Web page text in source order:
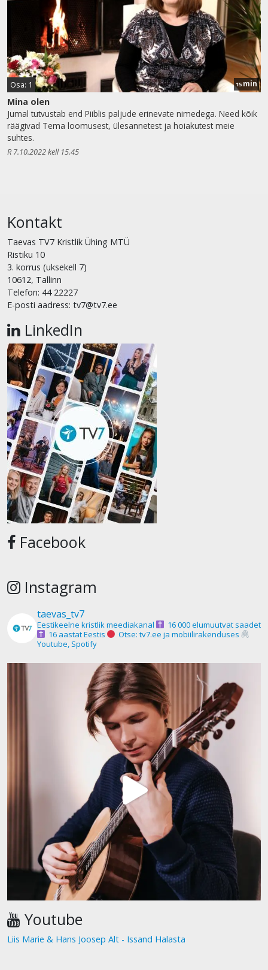
Osa: 1 15 min
Mina olen
Jumal tutvustab end Piiblis paljude erinevate nimedega. Need kõik
räägivad Tema loomusest, ülesannetest ja hoiakutest meie
suhtes.
R 7.10.2022 kell 15.45
Kontakt
Taevas TV7 Kristlik Ühing MTÜ
Ristiku 10
3. korrus (uksekell 7)
10612, Tallinn
Telefon: 44 22227
E-posti aadress: tv7@tv7.ee
LinkedIn
Facebook
Instagram
taevas_tv7
Eestikeelne kristlik meediakanal
16 000 elumuutvat saadet
16 aastat Eestis
Otse: tv7.ee ja mobiilirakenduses
Youtube, Spotify
Youtube
Liis Marie & Hans Joosep Alt - Issand Halasta